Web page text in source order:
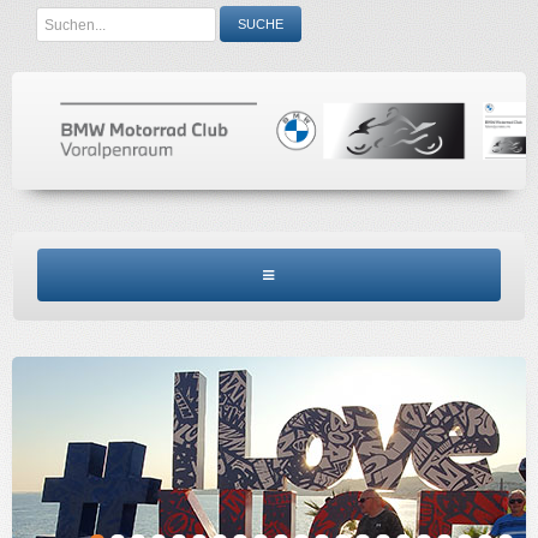
Search
...
SUCHE
CLUBINFO
TERMINE
ACCESSORIES